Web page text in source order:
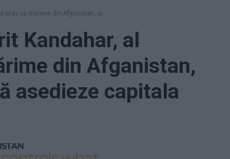
oraș ca mărime din Afganistan, și...
Kandahar, al
din Afganistan,
asedieze capitala